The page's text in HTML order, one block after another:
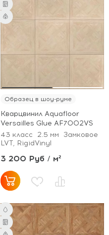
Образец в шоу-руме
Кварцвинил Aquafloor
Versailles Glue AF7002VS
43 класс
2.5 мм
Замковое
LVT, RigidVinyl
3 200 Руб / м²